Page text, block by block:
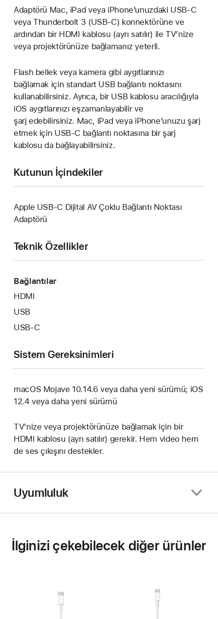
Adaptörü Mac, iPad veya iPhone’unuzdaki USB-C
veya Thunderbolt 3 (USB-C) konnektörüne ve
ardından bir HDMI kablosu (ayrı satılır) ile TV’nize
veya projektörünüze bağlamanız yeterli.
Flash bellek veya kamera gibi aygıtlarınızı
bağlamak için standart USB bağlantı noktasını
kullanabilirsiniz. Ayrıca, bir USB kablosu aracılığıyla
iOS aygıtlarınızı eşzamanlayabilir ve
şarj edebilirsiniz. Mac, iPad veya iPhone’unuzu şarj
etmek için USB-C bağlantı noktasına bir şarj
kablosu da bağlayabilirsiniz.
Kutunun İçindekiler
Apple USB-C Dijital AV Çoklu Bağlantı Noktası
Adaptörü
Teknik Özellikler
Bağlantılar
HDMI
USB
USB‑C
Sistem Gereksinimleri
macOS Mojave 10.14.6 veya daha yeni sürümü; iOS
12.4 veya daha yeni sürümü
TV’nize veya projektörünüze bağlamak için bir
HDMI kablosu (ayrı satılır) gerekir. Hem video hem
de ses çıkışını destekler.
Uyumluluk
İlginizi çekebilecek diğer ürünler